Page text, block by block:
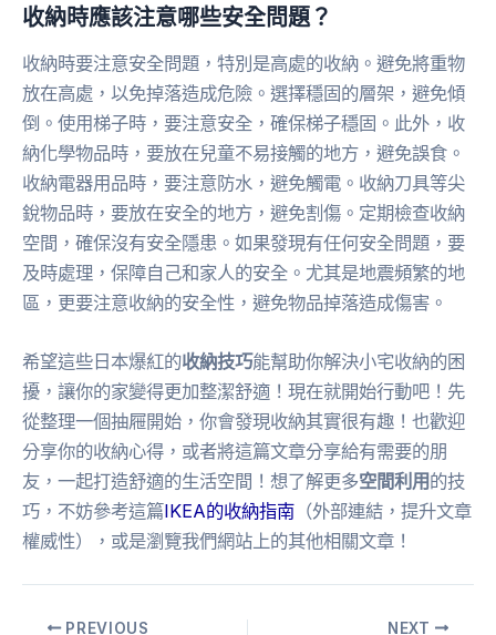
收納時應該注意哪些安全問題？
收納時要注意安全問題，特別是高處的收納。避免將重物
放在高處，以免掉落造成危險。選擇穩固的層架，避免傾
倒。使用梯子時，要注意安全，確保梯子穩固。此外，收
納化學物品時，要放在兒童不易接觸的地方，避免誤食。
收納電器用品時，要注意防水，避免觸電。收納刀具等尖
銳物品時，要放在安全的地方，避免割傷。定期檢查收納
空間，確保沒有安全隱患。如果發現有任何安全問題，要
及時處理，保障自己和家人的安全。尤其是地震頻繁的地
區，更要注意收納的安全性，避免物品掉落造成傷害。
希望這些日本爆紅的收納技巧能幫助你解決小宅收納的困
擾，讓你的家變得更加整潔舒適！現在就開始行動吧！先
從整理一個抽屜開始，你會發現收納其實很有趣！也歡迎
分享你的收納心得，或者將這篇文章分享給有需要的朋
友，一起打造舒適的生活空間！想了解更多空間利用的技
巧，不妨參考這篇IKEA的收納指南 （外部連結，提升文章
權威性），或是瀏覽我們網站上的其他相關文章！
PREVIOUS NEXT